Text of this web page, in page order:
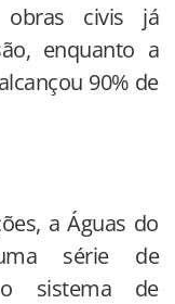
civis já
enquanto a
90% de
a Águas do
série de
sistema de